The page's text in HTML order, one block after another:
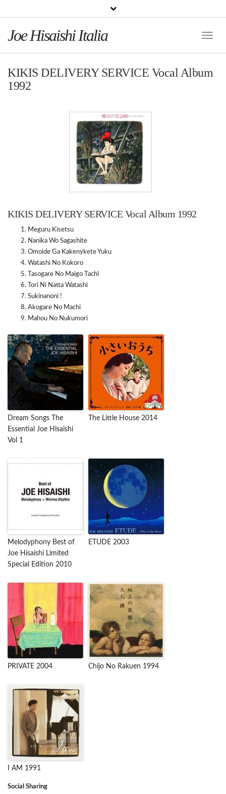
Joe Hisaishi Italia
Toggle
KIKIS DELIVERY SERVICE Vocal Album
1992
KIKIS DELIVERY SERVICE Vocal Album 1992
Meguru Kisetsu
Nanika Wo Sagashite
Omoide Ga Kakenykete Yuku
Watashi No Kokoro
Tasogare No Maigo Tachi
Tori Ni Natta Watashi
Sukinanoni !
Akogare No Machi
Mahou No Nukumori
Dream Songs The
Essential Joe Hisaishi
Vol 1
The Little House 2014
Melodyphony Best of
Joe Hisaishi Limited
Special Edition 2010
ETUDE 2003
PRIVATE 2004 Chijo No Rakuen 1994
I AM 1991
Social Sharing